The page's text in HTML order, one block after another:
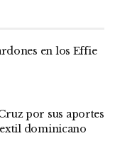
en los Effie
por sus aportes
dominicano